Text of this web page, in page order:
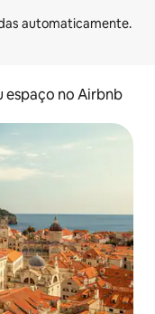
espaço no Airbnb